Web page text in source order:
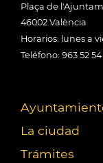
Plaça de
46002 València
Horarios: lunes a
Teléfono: 963 52
La ciudad
Trámites